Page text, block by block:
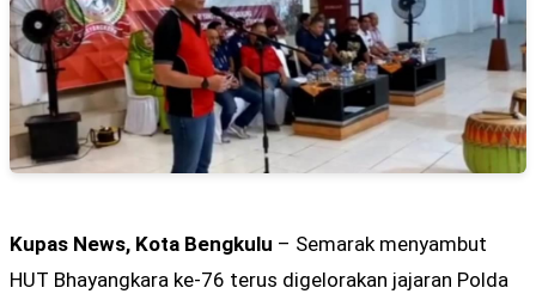
Kupas News, Kota Bengkulu – Semarak menyambut
HUT Bhayangkara ke-76 terus digelorakan jajaran Polda